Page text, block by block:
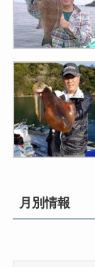
月別情報